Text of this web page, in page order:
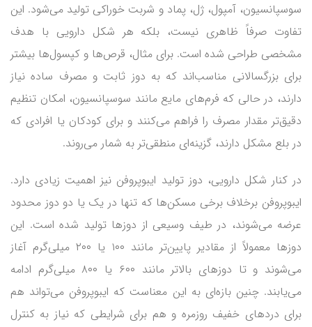
سوسپانسیون، آمپول، ژل، پماد و شربت خوراکی تولید می‌شود. این
تفاوت صرفاً ظاهری نیست، بلکه هر شکل دارویی با هدف
مشخصی طراحی شده است. برای مثال، قرص‌ها و کپسول‌ها بیشتر
برای بزرگسالانی مناسب‌اند که به دوز ثابت و مصرف ساده نیاز
دارند، در حالی که فرم‌های مایع مانند سوسپانسیون، امکان تنظیم
دقیق‌تر مقدار مصرف را فراهم می‌کنند و برای کودکان یا افرادی که
در بلع مشکل دارند، گزینه‌ای منطقی‌تر به شمار می‌روند.
در کنار شکل دارویی، دوز تولید ایبوپروفن نیز اهمیت زیادی دارد.
ایبوپروفن برخلاف برخی مسکن‌ها که تنها در یک یا دو دوز محدود
عرضه می‌شوند، در طیف وسیعی از دوزها تولید شده است. این
دوزها معمولاً از مقادیر پایین‌تر مانند ۱۰۰ یا ۲۰۰ میلی‌گرم آغاز
می‌شوند و تا دوزهای بالاتر مانند ۶۰۰ یا ۸۰۰ میلی‌گرم ادامه
می‌یابند. چنین بازه‌ای به این معناست که ایبوپروفن می‌تواند هم
برای دردهای خفیف روزمره و هم برای شرایطی که نیاز به کنترل